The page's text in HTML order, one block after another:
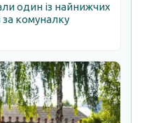
один із найнижчих
за комуналку